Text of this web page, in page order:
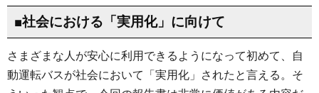
■社会における「実用化」に向けて
さまざまな人が安心に利用できるようになって初めて、自
動運転バスが社会において「実用化」されたと言える。そ